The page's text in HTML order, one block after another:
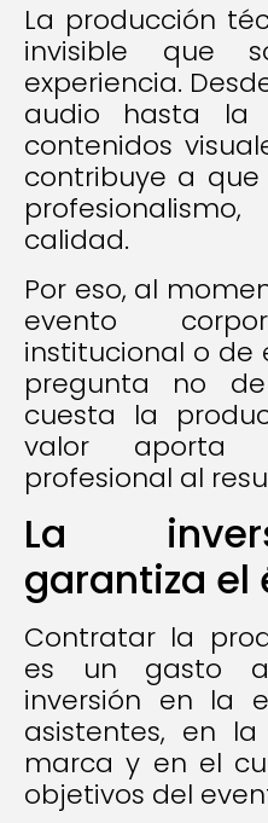
La producción
invisible que
experiencia.
audio hasta la
contenidos
contribuye a
calidad.
Por eso, al
evento
institucional o de
pregunta no
cuesta la
valor aporta
profesional al
La
garantiza el
Contratar la
es un gasto
inversión en la
asistentes, en
marca y en el
objetivos del